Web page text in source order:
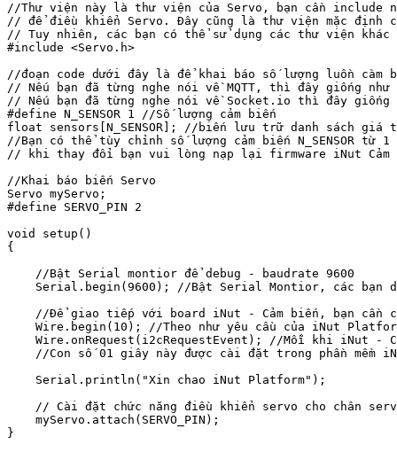
//Thư viện này là thư viện của Servo, bạn cần include
// để điều khiển Servo. Đây cũng là thư viện mặc định
// Tuy nhiên, các bạn có thể sử dụng các thư viện
#include <Servo.h>
//đoạn code dưới đây là để khai báo số lượng luồn càm
// Nếu bạn đã từng nghe nói về MQTT, thì đây giống
// Nếu bạn đã từng nghe nói về Socket.io thì đây giống
#define N_SENSOR 1 //Số lượng cảm biến
float sensors[N_SENSOR]; //biến lưu trữ danh sách giá
//Bạn có thể tùy chỉnh số lượng cảm biến N_SENSOR từ
// khi thay đổi bạn vui lòng nạp lại firmware iNut Cảm
//Khai báo biến Servo
Servo myServo;
#define SERVO_PIN 2
void setup()
{
    //Bật Serial montior để debug - baudrate 9600
Serial.begin(9600); //Bật Serial Montior, các bạn
//Để giao tiếp với board iNut - Cảm biến, bạn cần
Wire.begin(10); //Theo như yêu cầu của iNut
Wire.onRequest(i2cRequestEvent); //Mỗi khi iNut -
//Con số 01 giây này được cài đặt trong phần mềm
    Serial.println("Xin chao iNut Platform");
// Cài đặt chức năng điều khiển servo cho chân
    myServo.attach(SERVO_PIN);
}